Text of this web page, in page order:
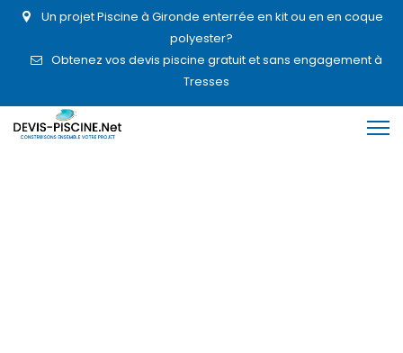
Un projet Piscine à Gironde enterrée en kit ou en en coque
polyester?
Obtenez vos devis piscine gratuit et sans engagement à
Tresses